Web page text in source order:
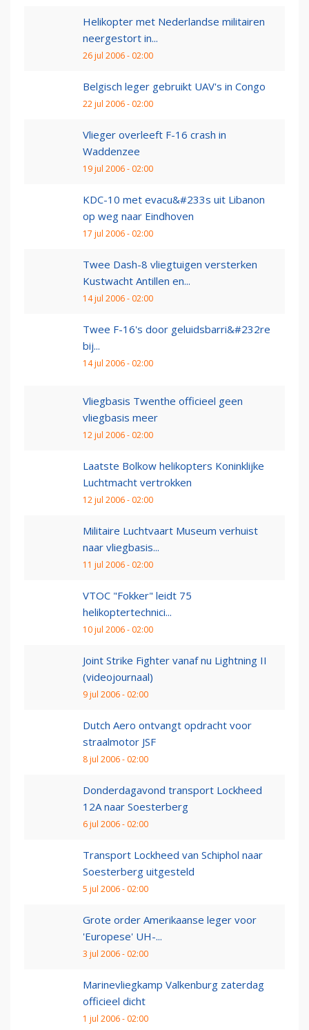
Helikopter met Nederlandse militairen
neergestort in...
26 jul 2006 - 02:00
Belgisch leger gebruikt UAV's in Congo
22 jul 2006 - 02:00
Vlieger overleeft F-16 crash in
Waddenzee
19 jul 2006 - 02:00
KDC-10 met evacu&#233s uit Libanon
op weg naar Eindhoven
17 jul 2006 - 02:00
Twee Dash-8 vliegtuigen versterken
Kustwacht Antillen en...
14 jul 2006 - 02:00
Twee F-16's door geluidsbarri&#232re
bij...
14 jul 2006 - 02:00
Vliegbasis Twenthe officieel geen
vliegbasis meer
12 jul 2006 - 02:00
Laatste Bolkow helikopters Koninklijke
Luchtmacht vertrokken
12 jul 2006 - 02:00
Militaire Luchtvaart Museum verhuist
naar vliegbasis...
11 jul 2006 - 02:00
VTOC "Fokker" leidt 75
helikoptertechnici...
10 jul 2006 - 02:00
Joint Strike Fighter vanaf nu Lightning II
(videojournaal)
9 jul 2006 - 02:00
Dutch Aero ontvangt opdracht voor
straalmotor JSF
8 jul 2006 - 02:00
Donderdagavond transport Lockheed
12A naar Soesterberg
6 jul 2006 - 02:00
Transport Lockheed van Schiphol naar
Soesterberg uitgesteld
5 jul 2006 - 02:00
Grote order Amerikaanse leger voor
'Europese' UH-...
3 jul 2006 - 02:00
Marinevliegkamp Valkenburg zaterdag
officieel dicht
1 jul 2006 - 02:00